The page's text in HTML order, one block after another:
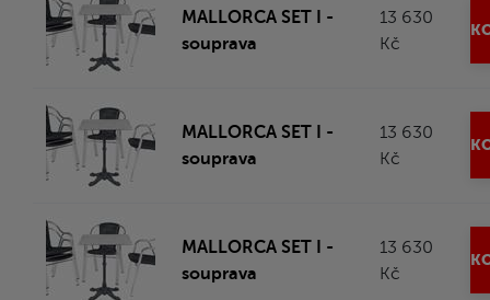
MALLORCA SET I -
souprava
13 630
Kč
MALLORCA SET I -
souprava
13 630
Kč
MALLORCA SET I -
souprava
13 630
Kč